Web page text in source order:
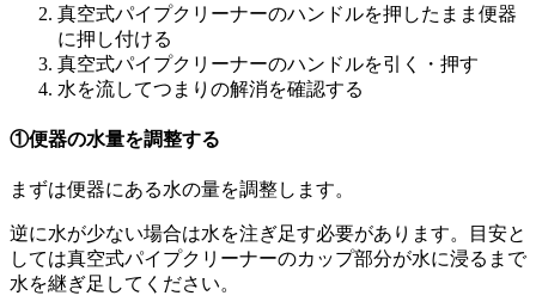
真空式パイプクリーナーのハンドルを押したまま便器
に押し付ける
真空式パイプクリーナーのハンドルを引く・押す
水を流してつまりの解消を確認する
①便器の水量を調整する
まずは便器にある水の量を調整します。
逆に水が少ない場合は水を注ぎ足す必要があります。目安と
しては真空式パイプクリーナーのカップ部分が水に浸るまで
水を継ぎ足してください。